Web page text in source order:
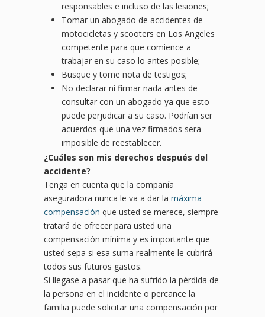
responsables e incluso de las lesiones;
Tomar un abogado de accidentes de
motocicletas y scooters en Los Angeles
competente para que comience a
trabajar en su caso lo antes posible;
Busque y tome nota de testigos;
No declarar ni firmar nada antes de
consultar con un abogado ya que esto
puede perjudicar a su caso. Podrían ser
acuerdos que una vez firmados sera
imposible de reestablecer.
¿Cuáles son mis derechos después del
accidente?
Tenga en cuenta que la compañía
aseguradora nunca le va a dar la máxima
compensación que usted se merece, siempre
tratará de ofrecer para usted una
compensación mínima y es importante que
usted sepa si esa suma realmente le cubrirá
todos sus futuros gastos.
Si llegase a pasar que ha sufrido la pérdida de
la persona en el incidente o percance la
familia puede solicitar una compensación por